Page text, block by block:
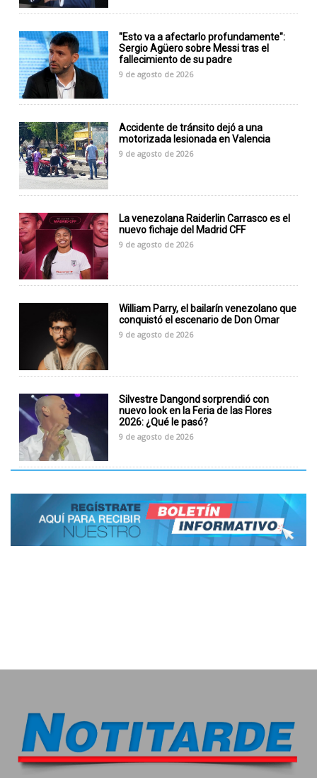
"Esto va a afectarlo profundamente":
Sergio Agüero sobre Messi tras el
fallecimiento de su padre
9 de agosto de 2026
Accidente de tránsito dejó a una
motorizada lesionada en Valencia
9 de agosto de 2026
La venezolana Raiderlin Carrasco es el
nuevo fichaje del Madrid CFF
9 de agosto de 2026
William Parry, el bailarín venezolano que
conquistó el escenario de Don Omar
9 de agosto de 2026
Silvestre Dangond sorprendió con
nuevo look en la Feria de las Flores
2026: ¿Qué le pasó?
9 de agosto de 2026